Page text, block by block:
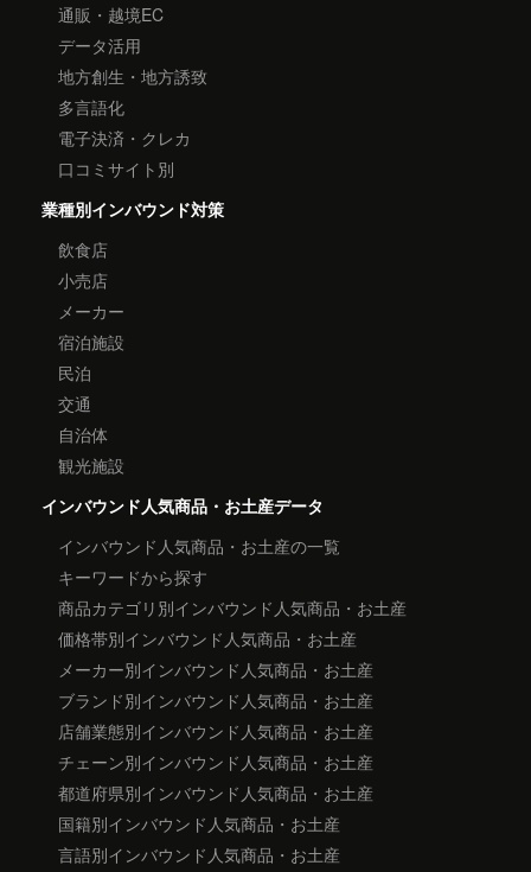
通販・越境EC
データ活用
地方創生・地方誘致
多言語化
電子決済・クレカ
口コミサイト別
業種別インバウンド対策
飲食店
小売店
メーカー
宿泊施設
民泊
交通
自治体
観光施設
インバウンド人気商品・お土産データ
インバウンド人気商品・お土産の一覧
キーワードから探す
商品カテゴリ別インバウンド人気商品・お土産
価格帯別インバウンド人気商品・お土産
メーカー別インバウンド人気商品・お土産
ブランド別インバウンド人気商品・お土産
店舗業態別インバウンド人気商品・お土産
チェーン別インバウンド人気商品・お土産
都道府県別インバウンド人気商品・お土産
国籍別インバウンド人気商品・お土産
言語別インバウンド人気商品・お土産